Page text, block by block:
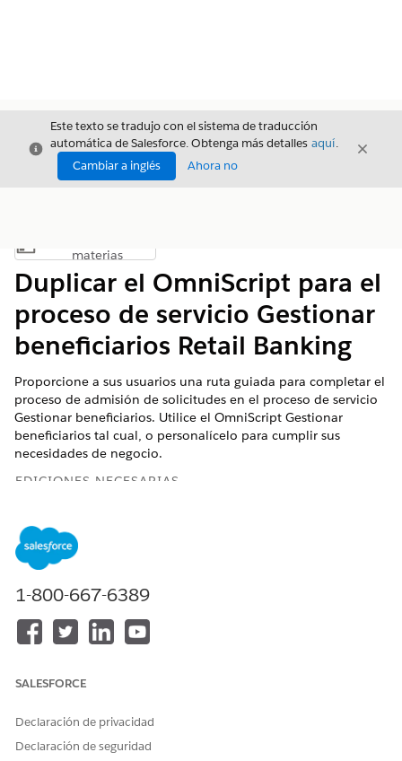
Cerrar
Este texto se tradujo con el sistema de traducción
automática de Salesforce. Obtenga más detalles aquí.
Cambiar a inglés
Ahora no
Cerrar
Mostrar índice de materias
materias
Duplicar el OmniScript para el
proceso de servicio Gestionar
beneficiarios Retail Banking
Proporcione a sus usuarios una ruta guiada para completar el
proceso de admisión de solicitudes en el proceso de servicio
Gestionar beneficiarios. Utilice el OmniScript Gestionar
beneficiarios tal cual, o personalícelo para cumplir sus
necesidades de negocio.
EDICIONES NECESARIAS
Disponible en: Lightning Experience
Disponible en: Ediciones
Unlimited
Para duplicar el OmniScript
OmniScripts.
OmniScripts.
1-800-667-6389
SALESFORCE
Declaración de privacidad
Declaración de seguridad